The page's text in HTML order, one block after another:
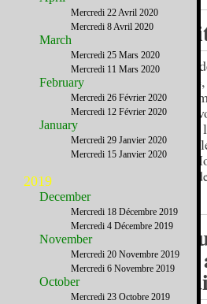
Site
que
de
vos
un
Mercredi 22 Avril 2020
Mercredi 8 Avril 2020
March
Mercredi 25 Mars 2020
Mercredi 11 Mars 2020
February
Mercredi 26 Février 2020
Mercredi 12 Février 2020
January
Mercredi 29 Janvier 2020
Mercredi 15 Janvier 2020
2019
December
Mercredi 18 Décembre 2019
Mercredi 4 Décembre 2019
November
Mercredi 20 Novembre 2019
Mercredi 6 Novembre 2019
October
Mercredi 23 Octobre 2019